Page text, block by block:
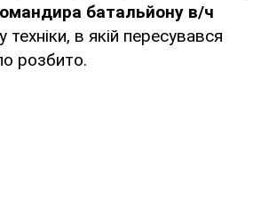
батальйону в/ч
техніки, в якій пересувався
розбито.